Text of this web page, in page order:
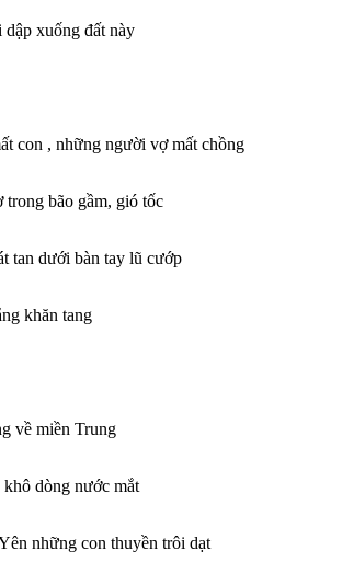
xuống đất này
con , những người vợ mất chồng
trong bão gầm, gió tốc
tan dưới bàn tay lũ cướp
khăn tang
về miền Trung
dòng nước mắt
những con thuyền trôi dạt